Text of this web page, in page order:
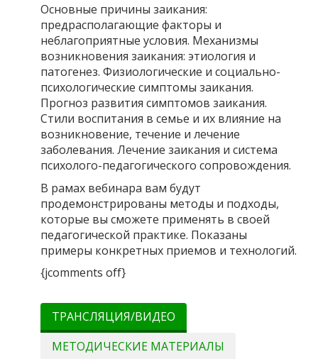
Основные причины заикания:
предрасполагающие факторы и
неблагоприятные условия. Механизмы
возникновения заикания: этиология и
патогенез. Физиологические и социально-
психологические симптомы заикания.
Прогноз развития симптомов заикания.
Стили воспитания в семье и их влияние на
возникновение, течение и лечение
заболевания. Лечение заикания и система
психолого-педагогического сопровождения.
В рамах вебинара вам будут
продемонстрированы методы и подходы,
которые вы сможете применять в своей
педагогической практике. Показаны
примеры конкретных приемов и технологий.
{jcomments off}
ТРАНСЛЯЦИЯ/ВИДЕО
МЕТОДИЧЕСКИЕ МАТЕРИАЛЫ